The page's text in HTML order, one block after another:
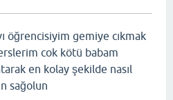
öğrencisiyim gemiye cıkmak
cok kötü babam
en kolay şekilde nasıl
sağolun